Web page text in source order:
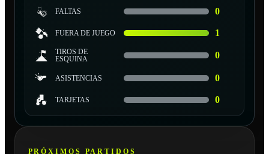
FALTAS 0
FUERA DE JUEGO 1
TIROS DE
ESQUINA
0
ASISTENCIAS 0
TARJETAS 0
PRÓXIMOS PARTIDOS